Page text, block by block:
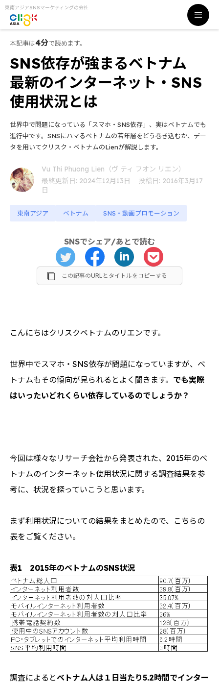
東南アジアSNSマーケティングの会社
本記事は4分で読めます。
SNS依存が強まるベトナム
最新のインターネット・SNS
使用状況とは
世界中で問題になっている「スマホ・SNS依存」、実はベトナムでも
進行中です。SNSにハマるベトナムの若年層をどう巻き込むか、デー
タを用いてクリスク・ベトナムのLienが解説します。
Vu Thi Phuong Lien（ヴ ティ フオン リエン）
最終更新日: 2024年12月13日
投稿日: 2016年3月17
日
東南アジア ベトナム SNS・動画プロモーション
SNSでシェア/あとで読む
この記事のURLとタイトルをコピーする
こんにちはクリスクベトナムのリエンです。
世界中でスマホ・SNS依存が問題になっていますが、ベ
トナムもその傾向が見られるとよく聞きます。 でも実際
はいったいどれくらい依存しているのでしょうか？
今回は様々なリサーチ会社から発表された、2015年のベ
トナムのインターネット使用状況に関する調査結果を参
考に、状況を探っていこうと思います。
まず利用状況についての結果をまとめたので、こちらの
表をご覧ください。
表1 2015年のベトナムのSNS状況
調査によるとベトナム人は １日当たり5.2時間でインター